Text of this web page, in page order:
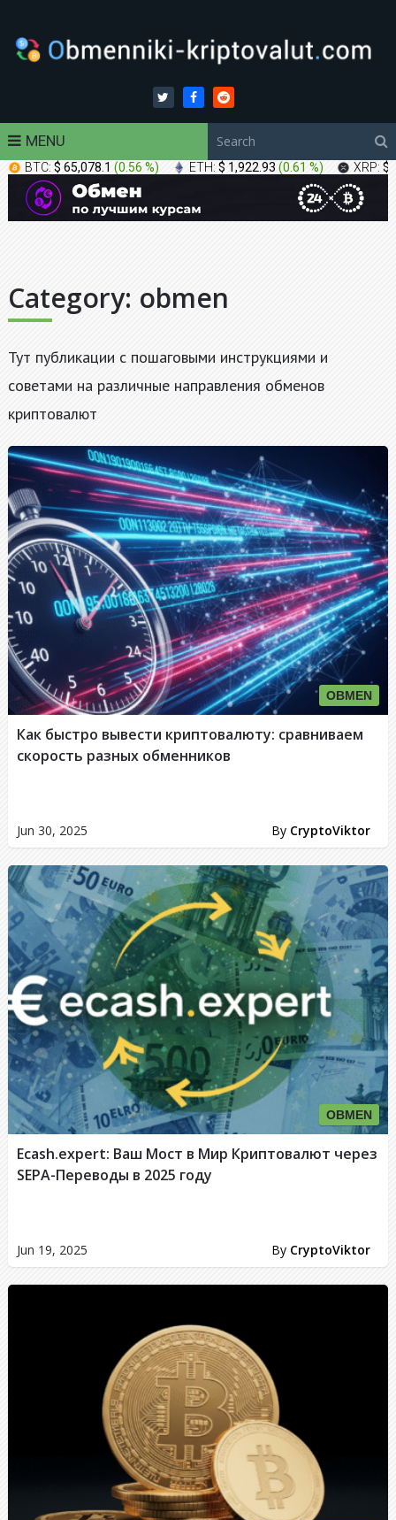
MENU
BTC: $ 65,078.1 (0.56 %) ETH: $ 1,922.93 (0.61 %) XRP: $
Category: obmen
Тут публикации с пошаговыми инструкциями и
советами на различные направления обменов
криптовалют
OBMEN
Jun 30, 2025 By CryptoViktor
Как быстро вывести криптовалюту: сравниваем
скорость разных обменников
OBMEN
Jun 19, 2025 By CryptoViktor
Ecash.expert: Ваш Мост в Мир Криптовалют через
SEPA-Переводы в 2025 году